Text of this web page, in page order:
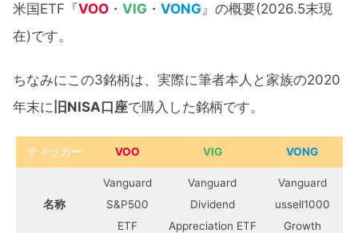
米国ETF『VOO ・ VIG ・ VONG』の概要(2026.5末現
在)です。
ちなみにこの3銘柄は、実際に筆者本人と家族の2020
年末に 旧NISA口座で購入した銘柄です。
ティッカー VOO VIG VONG
名称
Vanguard
S&P500
ETF
Vanguard
Dividend
Appreciation ETF
Vanguard
ussell1000
Growth